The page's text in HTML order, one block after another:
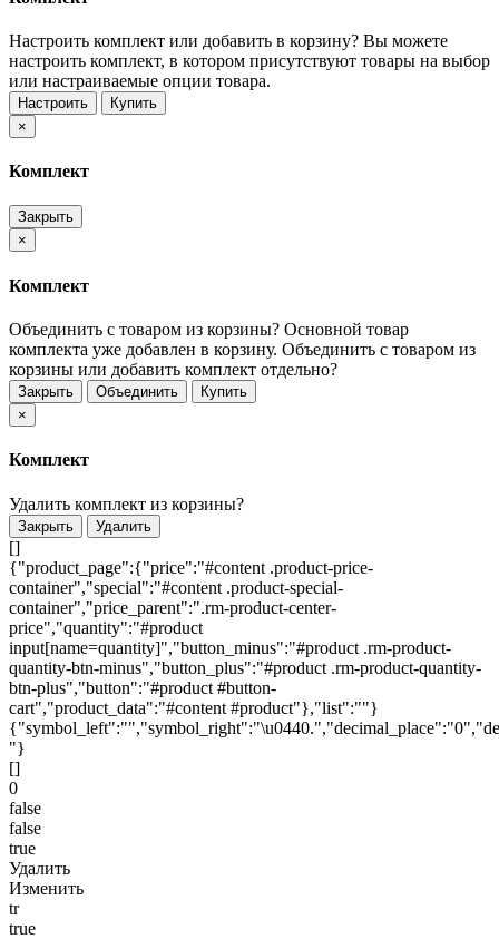
Настроить комплект или добавить в корзину? Вы можете
настроить комплект, в котором присутствуют товары на выбор
или настраиваемые опции товара.
Настроить
Купить
×
Комплект
Закрыть
×
Комплект
Объединить с товаром из корзины? Основной товар
комплекта уже добавлен в корзину. Объединить с товаром из
корзины или добавить комплект отдельно?
Закрыть Объединить
Купить
×
Комплект
Удалить комплект из корзины?
Закрыть Удалить
[]
{"product_page":{"price":"#content .product-price-
container","special":"#content .product-special-
container","price_parent":".rm-product-center-
price","quantity":"#product
input[name=quantity]","button_minus":"#product .rm-product-
quantity-btn-minus","button_plus":"#product .rm-product-quantity-
btn-plus","button":"#product #button-
cart","product_data":"#content #product"},"list":""}
"}
[]
0
false
false
true
Удалить
Изменить
tr
true